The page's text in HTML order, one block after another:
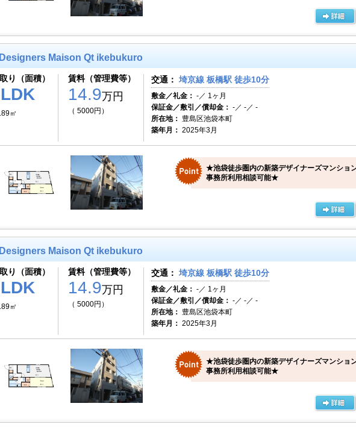
Maison Qt ikebukuro
り（面積）
㎡
賃料（管理費等）
14.9万円
（ 5000円）
交通： 埼京線 板橋駅 徒歩10分
敷金／礼金： -／ 1ヶ月
保証金／敷引／償却金： -／ -／ -
所在地： 豊島区池袋本町
築年月： 2025年3月
★池袋徒歩圏内の新築デザイナーズマンショ
事務所利用相談可能★
Maison Qt ikebukuro
り（面積）
㎡
賃料（管理費等）
14.9万円
（ 5000円）
交通： 埼京線 板橋駅 徒歩10分
敷金／礼金： -／ 1ヶ月
保証金／敷引／償却金： -／ -／ -
所在地： 豊島区池袋本町
築年月： 2025年3月
★池袋徒歩圏内の新築デザイナーズマンショ
事務所利用相談可能★